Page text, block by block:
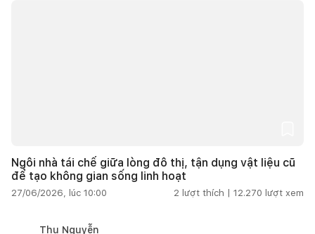
Ngôi nhà tái chế giữa lòng đô thị, tận dụng vật liệu cũ
để tạo không gian sống linh hoạt
27/06/2026, lúc 10:00 2 lượt thích | 12.270 lượt xem
Thu Nguyễn